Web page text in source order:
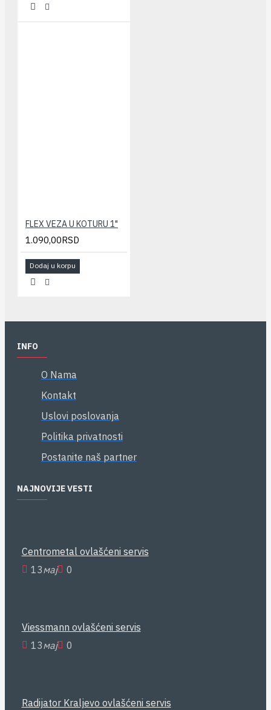
FLEX VEZA U KOTURU 1"
1.090,00RSD
Dodaj u korpu
INFO
O Nama
Kontakt
Uslovi poslovanja
Politika privatnosti
Postanite naš partner
NAJNOVIJE VESTI
Centrometal ovlašćeni servis
13мај 0
Viessmann ovlašćeni servis
13мај 0
Radijator Kraljevo ovlašćeni servis